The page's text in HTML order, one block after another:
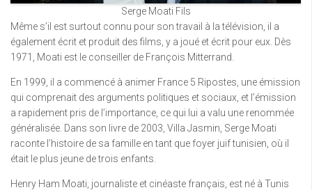
Serge Moati Fils
Même s’il est surtout connu pour son travail à la télévision, il a
également écrit et produit des films, y a joué et écrit pour eux. Dès
1971, Moati est le conseiller de François Mitterrand.
En 1999, il a commencé à animer France 5 Ripostes, une émission
qui comprenait des arguments politiques et sociaux, et l’émission
a rapidement pris de l’importance, ce qui lui a valu une renommée
généralisée. Dans son livre de 2003, Villa Jasmin, Serge Moati
raconte l’histoire de sa famille en tant que foyer juif tunisien, où il
était le plus jeune de trois enfants.
Henry Ham Moati, journaliste et cinéaste français, est né à Tunis